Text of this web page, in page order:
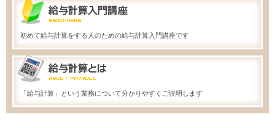
初めて給与計算をする人のための給与計算入門講座です
「給与計算」という業務について分かりやすくご説明します